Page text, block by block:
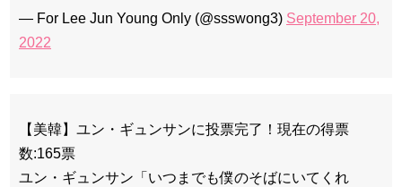
— For Lee Jun Young Only (@ssswong3) September 20,
2022
【美韓】ユン・ギュンサンに投票完了！現在の得票
数:165票
ユン・ギュンサン「いつまでも僕のそばにいてくれ